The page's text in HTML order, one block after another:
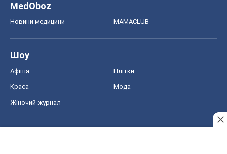
MedOboz
Новини медицини MAMACLUB
Шоу
Афіша Плітки
Краса Мода
Жіночий журнал